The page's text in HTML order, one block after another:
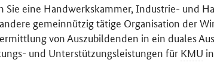
Sie eine Handwerkskammer, Industrie- und
gemeinnützig tätige Organisation der
von Auszubildenden in ein duales
und Unterstützungsleistungen für KMU